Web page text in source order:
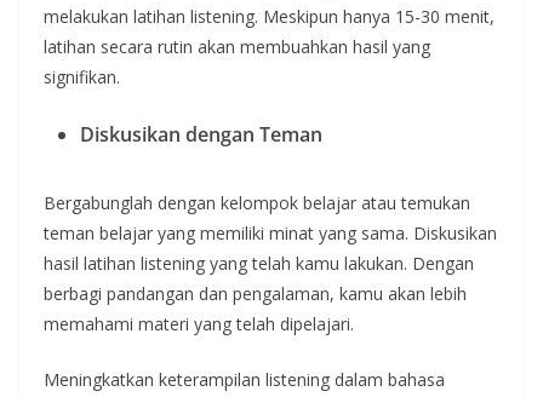
melakukan latihan listening. Meskipun hanya 15-30 menit,
latihan secara rutin akan membuahkan hasil yang
signifikan.
Diskusikan dengan Teman
Bergabunglah dengan kelompok belajar atau temukan
teman belajar yang memiliki minat yang sama. Diskusikan
hasil latihan listening yang telah kamu lakukan. Dengan
berbagi pandangan dan pengalaman, kamu akan lebih
memahami materi yang telah dipelajari.
Meningkatkan keterampilan listening dalam bahasa